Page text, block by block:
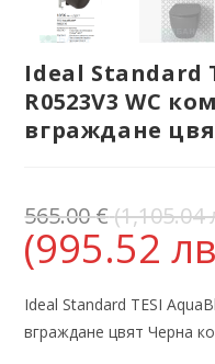
Ideal Standard
R0523V3 WC
вграждане
565.00€(1,105.04
(995.52
Ideal Standard TESI
вграждане цвят Черна